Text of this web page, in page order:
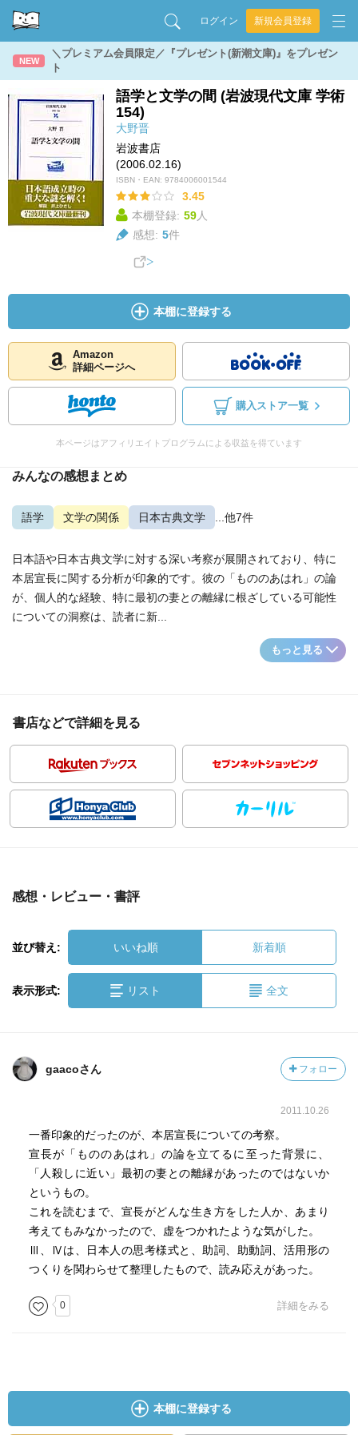
ログイン 新規会員登録
NEW
＼プレミアム会員限定／『プレゼント(新潮文庫)』をプレゼン
ト
語学と文学の間 (岩波現代文庫 学術
154)
大野晋
岩波書店
(2006.02.16)
ISBN・EAN: 9784006001544
3.45
本棚登録: 59人
感想: 5件
本棚に登録する
Amazon
詳細ページへ
購入ストア一覧
本ページはアフィリエイトプログラムによる収益を得ています
みんなの感想まとめ
語学 文学の関係 日本古典文学 ...他7件
日本語や日本古典文学に対する深い考察が展開されており、特に
本居宣長に関する分析が印象的です。彼の「もののあはれ」の論
が、個人的な経験、特に最初の妻との離縁に根ざしている可能性
についての洞察は、読者に新...
もっと見る
書店などで詳細を見る
感想・レビュー・書評
並び替え: いいね順 新着順
表示形式: リスト 全文
gaacoさん フォロー
2011.10.26
一番印象的だったのが、本居宣長についての考察。
宣長が「もののあはれ」の論を立てるに至った背景に、
「人殺しに近い」最初の妻との離縁があったのではないか
というもの。
これを読むまで、宣長がどんな生き方をした人か、あまり
考えてもみなかったので、虚をつかれたような気がした。
Ⅲ、Ⅳは、日本人の思考様式と、助詞、助動詞、活用形の
つくりを関わらせて整理したもので、読み応えがあった。
0 詳細をみる
本棚に登録する